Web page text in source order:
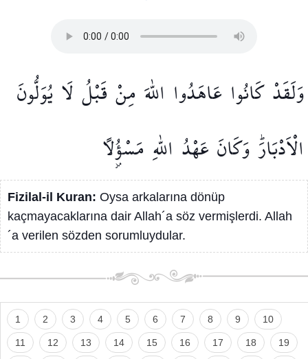
وَلَقَدْ كَانُوا عَاهَدُوا اللّٰهَ مِنْ قَبْلُ لَا يُوَلُّونَ
الْاَدْبَارَۜوَكَانَ عَهْدُ اللّٰهِ مَسْؤُ۫لًا
Fizilal-il Kuran: Oysa arkalarına dönüp
kaçmayacaklarına dair Allah´a söz vermişlerdi. Allah
´a verilen sözden sorumluydular.
1 2 3 4 5 6 7 8 9 10
11 12 13 14 15 16 17 18 19